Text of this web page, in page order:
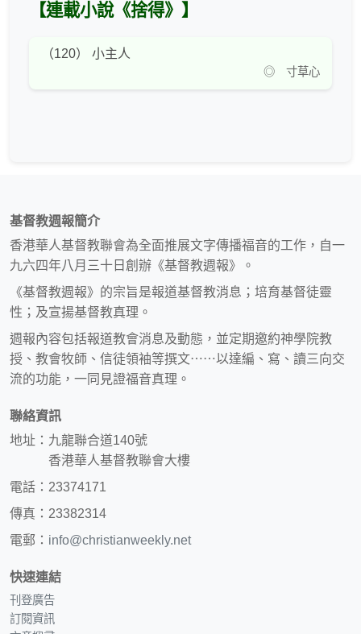
【連載小說《捨得》】
（120） 小主人
◎ 寸草心
基督教週報簡介
香港華人基督教聯會為全面推展文字傳播福音的工作，自一
九六四年八月三十日創辦《基督教週報》。
《基督教週報》的宗旨是報道基督教消息；培育基督徒靈
性；及宣揚基督教真理。
週報內容包括報道教會消息及動態，並定期邀約神學院教
授、教會牧師、信徒領袖等撰文⋯⋯以達編、寫、讀三向交
流的功能，一同見證福音真理。
聯絡資訊
地址：九龍聯合道140號
香港華人基督教聯會大樓
電話：23374171
傳真：23382314
電郵： info@christianweekly.net
快速連結
刊登廣告
訂閱資訊